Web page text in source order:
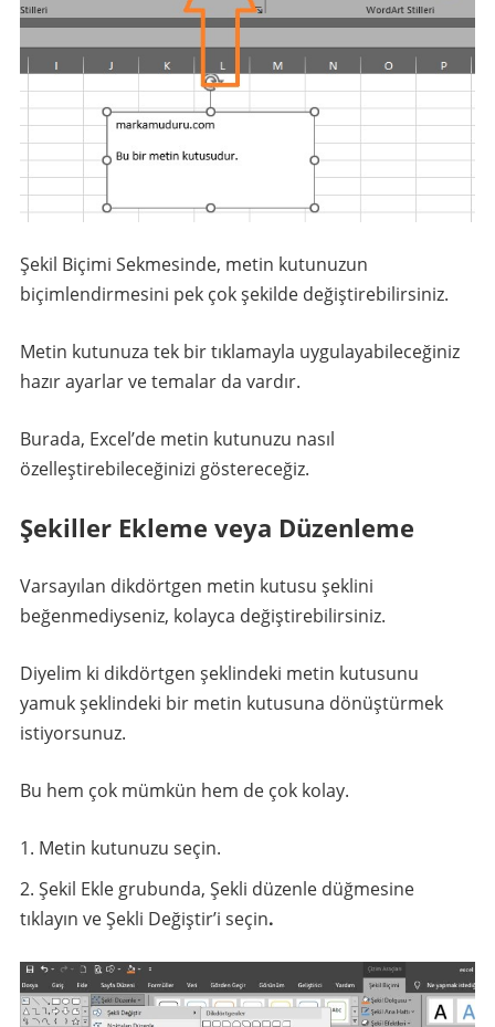
Şekil Biçimi Sekmesinde, metin kutunuzun
biçimlendirmesini pek çok şekilde değiştirebilirsiniz.
Metin kutunuza tek bir tıklamayla uygulayabileceğiniz
hazır ayarlar ve temalar da vardır.
Burada, Excel’de metin kutunuzu nasıl
özelleştirebileceğinizi göstereceğiz.
Şekiller Ekleme veya Düzenleme
Varsayılan dikdörtgen metin kutusu şeklini
beğenmediyseniz, kolayca değiştirebilirsiniz.
Diyelim ki dikdörtgen şeklindeki metin kutusunu
yamuk şeklindeki bir metin kutusuna dönüştürmek
istiyorsunuz.
Bu hem çok mümkün hem de çok kolay.
Metin kutunuzu seçin.
Şekil Ekle grubunda, Şekli düzenle düğmesine
tıklayın ve Şekli Değiştir’i seçin.